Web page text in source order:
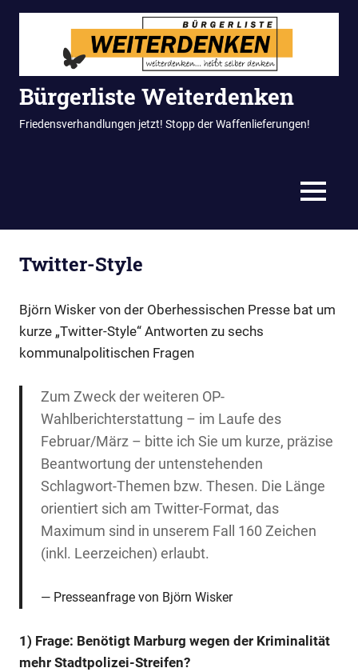
Zum
Bürgerliste Weiterdenken
Friedensverhandlungen jetzt! Stopp der Waffenlieferungen!
MENÜ
Twitter-Style
Björn Wisker von der Oberhessischen Presse bat um
kurze „Twitter-Style“ Antworten zu sechs
kommunalpolitischen Fragen
Zum Zweck der weiteren OP-
Wahlberichterstattung – im Laufe des
Februar/März – bitte ich Sie um kurze, präzise
Beantwortung der untenstehenden
Schlagwort-Themen bzw. Thesen. Die Länge
orientiert sich am Twitter-Format, das
Maximum sind in unserem Fall 160 Zeichen
(inkl. Leerzeichen) erlaubt.
Presseanfrage von Björn Wisker
1) Frage: Benötigt Marburg wegen der Kriminalität
mehr Stadtpolizei-Streifen?